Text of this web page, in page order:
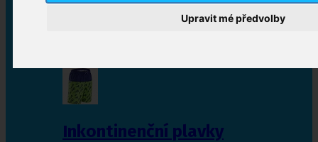
Upravit mé předvolby
Inkontinenční vložky
Inkontinenční plavky